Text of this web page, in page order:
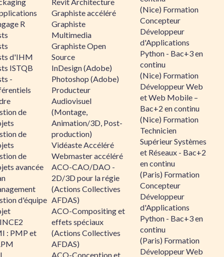
R
d'IHM
ISTQB
-
de
de
de
avancée
d'équipe
: PMP et
Graphiste accéléré
Graphiste
Multimedia
Graphiste Open
Source
InDesign (Adobe)
Photoshop (Adobe)
Producteur
Audiovisuel
(Montage,
Animation/3D, Post-
production)
Vidéaste Accéléré
Webmaster accéléré
ACO-CAO/DAO -
2D/3D pour la régie
(Actions Collectives
AFDAS)
ACO-Compositing et
effets spéciaux
(Actions Collectives
AFDAS)
ACO-Conception et
(Nice) Formation
Concepteur
Développeur
d'Applications
Python - Bac+3 en
continu
(Nice) Formation
Développeur Web
et Web Mobile –
Bac+2 en continu
(Nice) Formation
Technicien
Supérieur Systèmes
et Réseaux - Bac+2
en continu
(Paris) Formation
Concepteur
Développeur
d'Applications
Python - Bac+3 en
continu
(Paris) Formation
Développeur Web